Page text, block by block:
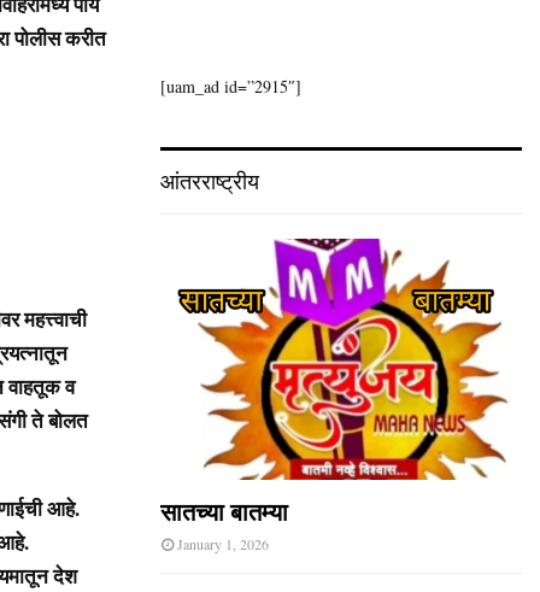
पोलीस करीत
महत्त्वाची
वाहतूक व
ते बोलत
आहे.
आहे.
देश
[uam_ad id=”2915″]
आंतरराष्ट्रीय
सातच्या बातम्या
January 1, 2026